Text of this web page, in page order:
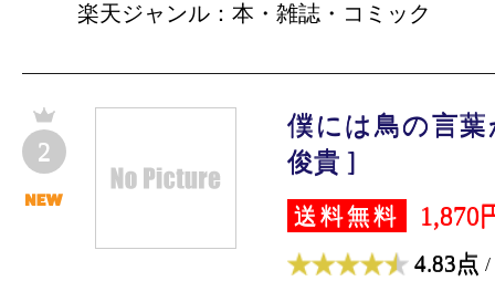
楽天ジャンル：本・雑誌・コミック
2
僕には鳥の言
俊貴 ]
送料無料 1,870
4.83点 /